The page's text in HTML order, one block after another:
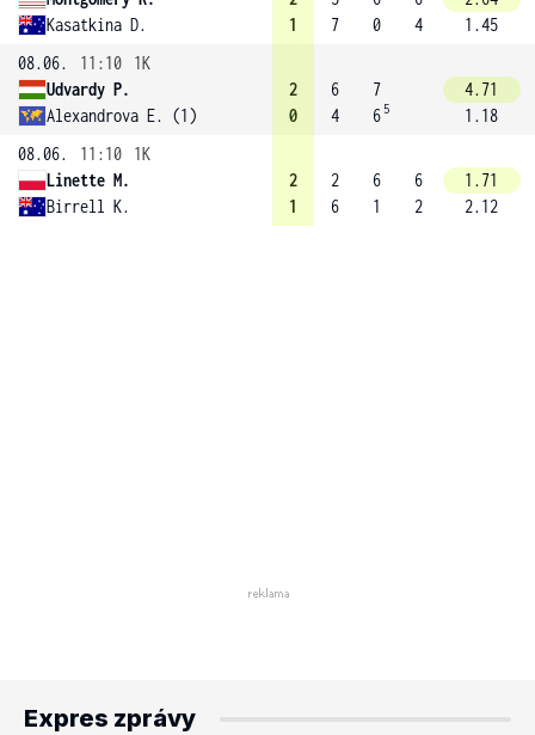
Kasatkina D.
1
7
0
4
1.45
08.06.
11:10
1K
Udvardy P.
Alexandrova E. (1)
2
0
6
4
7
6 5
4.71
1.18
08.06.
11:10
1K
Linette M.
Birrell K.
2
1
2
6
6
1
6
2
1.71
2.12
Expres zprávy